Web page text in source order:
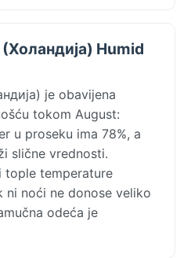
Humid
je obavijena
tokom August:
u proseku ima 78%, a
slične vrednosti.
tople temperature
ni noći ne donose veliko
odeća je